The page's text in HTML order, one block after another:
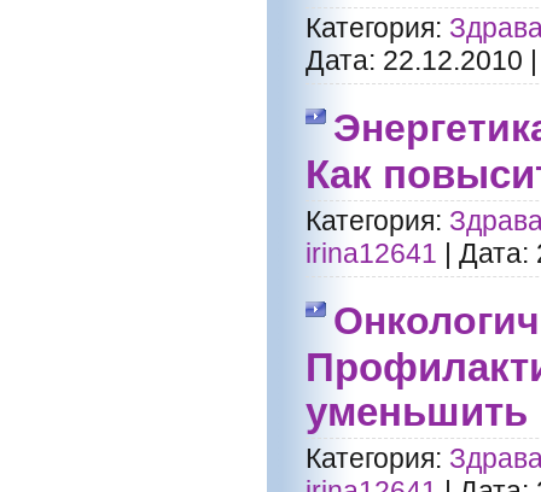
Категория:
Дата: 22.12.2010
Как
Категория:
irina12641
Дата:
уменьшить
Категория: